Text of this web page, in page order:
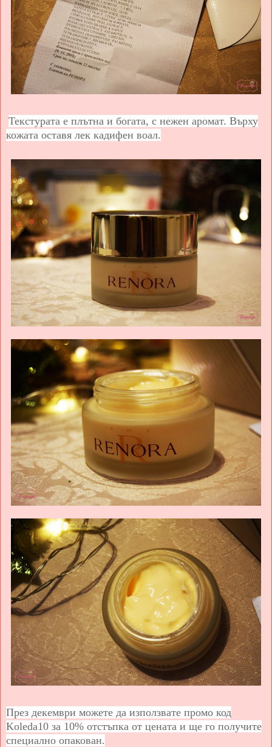
Текстурата е плътна и богата, с нежен аромат. Върху
кожата оставя лек кадифен воал.
През декември можете да използвате промо код
Koleda10 за 10% отстъпка от цената и ще го получите
специално опакован.